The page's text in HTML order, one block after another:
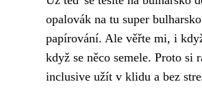
opalovák na tu super
papírování. Ale věřte mi, i
když se něco semele. Proto si
inclusive užít v klidu a bez